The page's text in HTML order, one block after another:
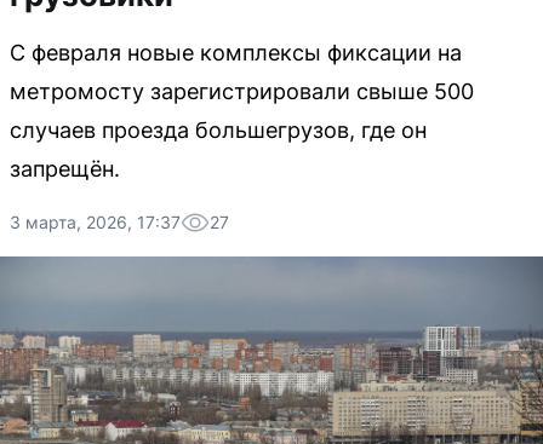
С февраля новые комплексы фиксации на
метромосту зарегистрировали свыше 500
случаев проезда большегрузов, где он
запрещён.
3 марта, 2026, 17:37 27